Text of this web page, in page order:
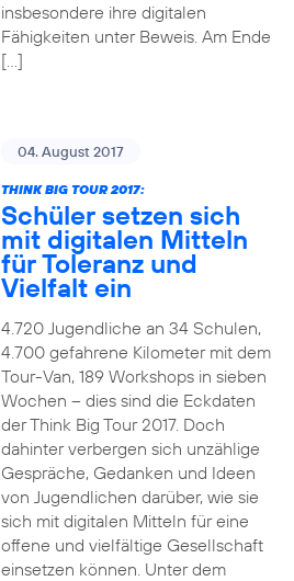
insbesondere ihre digitalen
Fähigkeiten unter Beweis. Am Ende
[…]
04. August 2017
THINK BIG TOUR 2017:
Schüler setzen sich
mit digitalen Mitteln
für Toleranz und
Vielfalt ein
4.720 Jugendliche an 34 Schulen,
4.700 gefahrene Kilometer mit dem
Tour-Van, 189 Workshops in sieben
Wochen – dies sind die Eckdaten
der Think Big Tour 2017. Doch
dahinter verbergen sich unzählige
Gespräche, Gedanken und Ideen
von Jugendlichen darüber, wie sie
sich mit digitalen Mitteln für eine
offene und vielfältige Gesellschaft
einsetzen können. Unter dem